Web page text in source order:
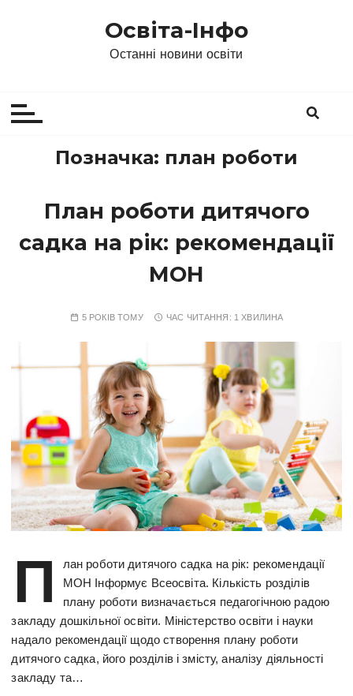
Освіта-Інфо
Останні новини освіти
Позначка: план роботи
План роботи дитячого
садка на рік: рекомендації
МОН
5 РОКІВ ТОМУ ЧАС ЧИТАННЯ: 1 ХВИЛИНА
П
лан роботи дитячого садка на рік: рекомендації
МОН Інформує Всеосвіта. Кількість розділів
плану роботи визначається педагогічною радою
закладу дошкільної освіти. Міністерство освіти і науки
надало рекомендації щодо створення плану роботи
дитячого садка, його розділів і змісту, аналізу діяльності
закладу та…